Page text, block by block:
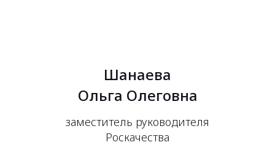
Шанаева
Ольга Олеговна
заместитель руководителя
Роскачества